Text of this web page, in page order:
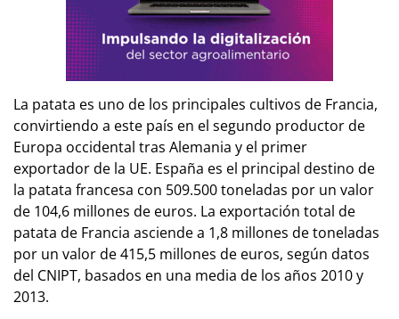
La patata es uno de los principales cultivos de Francia,
convirtiendo a este país en el segundo productor de
Europa occidental tras Alemania y el primer
exportador de la UE. España es el principal destino de
la patata francesa con 509.500 toneladas por un valor
de 104,6 millones de euros. La exportación total de
patata de Francia asciende a 1,8 millones de toneladas
por un valor de 415,5 millones de euros, según datos
del CNIPT, basados en una media de los años 2010 y
2013.